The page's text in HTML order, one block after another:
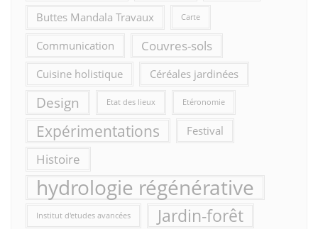
Buttes Mandala Travaux Carte
Communication Couvres-sols
Cuisine holistique Céréales jardinées
Design Etat des lieux Etéronomie
Expérimentations Festival
Histoire
hydrologie régénérative
Institut d'etudes avancées Jardin-forêt